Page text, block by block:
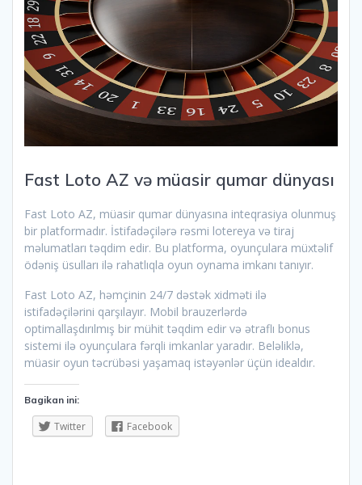
Fast Loto AZ və müasir qumar dünyası
Fast Loto AZ, müasir qumar dünyasına inteqrasiya olunmuş
bir platformadır. İstifadəçilərə rəsmi lotereya və tiraj
məlumatları təqdim edir. Bu platforma, oyunçulara müxtəlif
ödəniş üsulları ilə rahatlıqla oyun oynama imkanı tanıyır.
Fast Loto AZ, həmçinin 24/7 dəstək xidməti ilə
istifadəçilərini qarşılayır. Mobil brauzerlərdə
optimallaşdırılmış bir mühit təqdim edir və ətraflı bonus
sistemi ilə oyunçulara fərqli imkanlar yaradır. Beləliklə,
müasir oyun təcrübəsi yaşamaq istəyənlər üçün idealdır.
Bagikan ini:
Twitter Facebook